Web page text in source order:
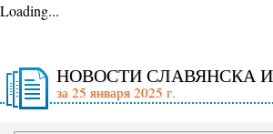
Loading...
НОВОСТИ СЛАВЯНСКА
за 25 января 2025 г.